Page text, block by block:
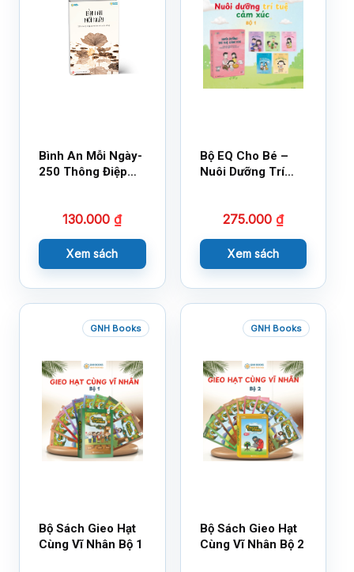
Bình An Mỗi Ngày-
250 Thông Điệp
130.000₫
Xem sách
Bộ EQ Cho Bé –
Nuôi Dưỡng Trí
275.000 ₫
Xem sách
GNH Books
Bộ Sách Gieo Hạt
Cùng Vĩ Nhân Bộ 1
GNH Books
Bộ Sách Gieo Hạt
Cùng Vĩ Nhân Bộ 2